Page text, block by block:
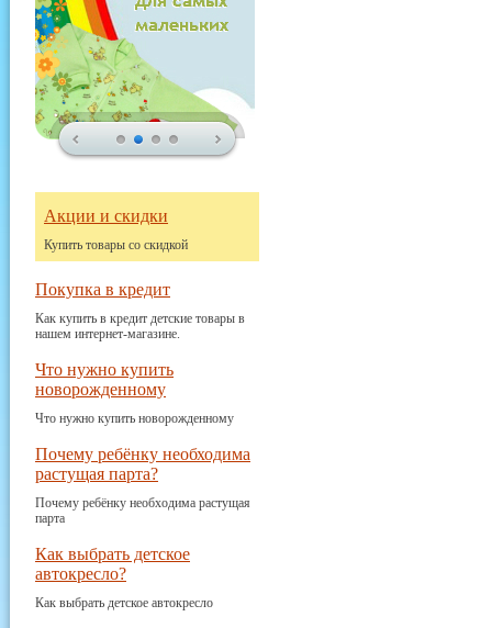
Акции и скидки
Купить товары со скидкой
Покупка в кредит
Как купить в кредит детские товары в
нашем интернет-магазине.
Что нужно купить
новорожденному
Что нужно купить новорожденному
Почему ребёнку необходима
растущая парта?
Почему ребёнку необходима растущая
парта
Как выбрать детское
автокресло?
Как выбрать детское автокресло